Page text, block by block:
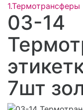
1.Термотрансферы
03-14
7шт